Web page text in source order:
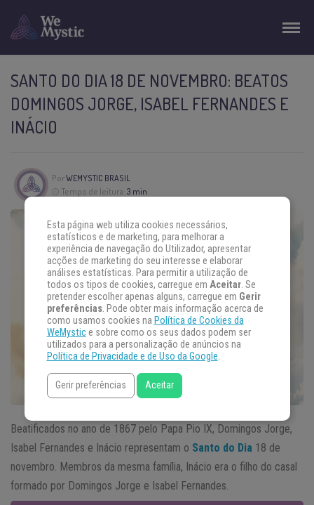
SANTO DO DIA 18 DE NOVEMBRO: BEATOS
DOMINGOS JORGE, ISABEL FERNANDES E
INÁCIO
PorWEMYSTIC BRASIL
Tempo de leitura: 3 min
Beatificados no ano de 1867 pelo Papa Pio IX, Domingos Jorge,
Isabel Fernandes e Inácio representam o Santo do Dia 18 de
novembro. Membros da mesma família, Inácio era o filho do casal
formado por Domingos Jorge e Isabel Fernandes.
Esta página web utiliza cookies necessários,
estatísticos e de marketing, para melhorar a
experiência de navegação do Utilizador, apresentar
acções de marketing do seu interesse e elaborar
análises estatísticas. Para permitir a utilização de
todos os tipos de cookies, carregue em Aceitar. Se
pretender escolher apenas alguns, carregue em Gerir
preferências. Pode obter mais informação acerca de
como usamos cookies na Política de Cookies da
WeMystice sobre como os seus dados podem ser
utilizados para a personalização de anúncios na
Política de Privacidade e de Uso da Google.
Gerir preferências Aceitar